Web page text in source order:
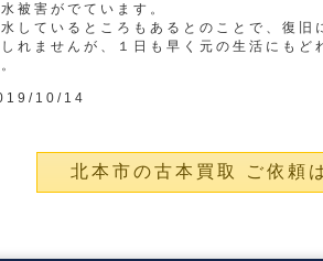
被害がでています。
しているところもあるとのことで、復旧
れませんが、１日も早く元の生活にもど
10/14
北本市の古本買取 ご依頼